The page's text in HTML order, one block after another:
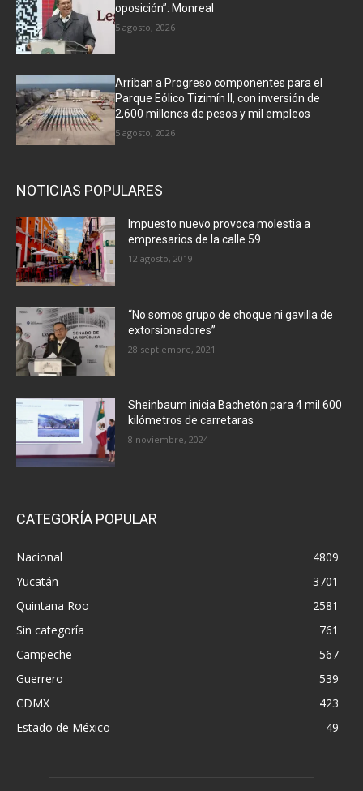
oposición”: Monreal
5 agosto, 2026
Arriban a Progreso componentes para el
Parque Eólico Tizimín II, con inversión de
2,600 millones de pesos y mil empleos
5 agosto, 2026
NOTICIAS POPULARES
Impuesto nuevo provoca molestia a
empresarios de la calle 59
12 agosto, 2019
“No somos grupo de choque ni gavilla de
extorsionadores”
28 septiembre, 2021
Sheinbaum inicia Bachetón para 4 mil 600
kilómetros de carretaras
8 noviembre, 2024
CATEGORÍA POPULAR
Nacional
4809
Yucatán
3701
Quintana Roo
2581
Sin categoría
761
Campeche
567
Guerrero
539
CDMX
423
Estado de México
49